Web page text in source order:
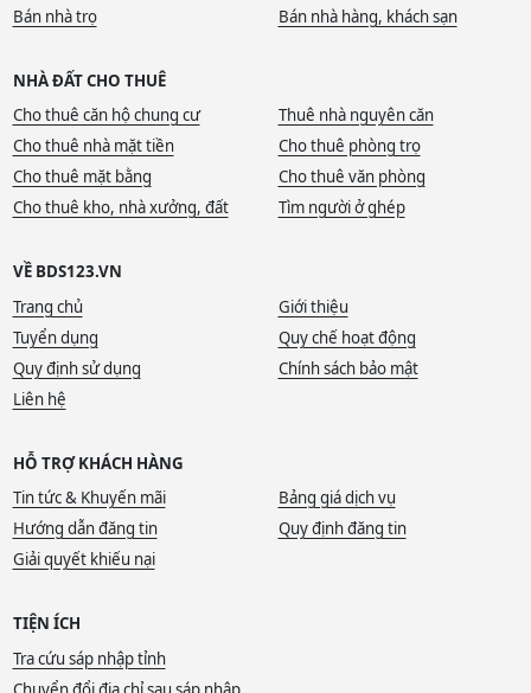
Bán nhà trọ
Bán nhà hàng, khách sạn
NHÀ ĐẤT CHO THUÊ
Cho thuê căn hộ chung cư
Thuê nhà nguyên căn
Cho thuê nhà mặt tiền
Cho thuê phòng trọ
Cho thuê mặt bằng
Cho thuê văn phòng
Cho thuê kho, nhà xưởng, đất
Tìm người ở ghép
VỀ BDS123.VN
Trang chủ
Giới thiệu
Tuyển dụng
Quy chế hoạt động
Quy định sử dụng
Chính sách bảo mật
Liên hệ
HỖ TRỢ KHÁCH HÀNG
Tin tức & Khuyến mãi
Bảng giá dịch vụ
Hướng dẫn đăng tin
Quy định đăng tin
Giải quyết khiếu nại
TIỆN ÍCH
Tra cứu sáp nhập tỉnh